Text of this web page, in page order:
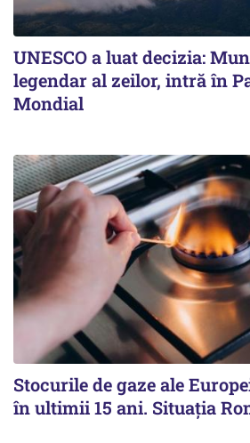
UNESCO a luat decizia:
legendar al zeilor, intră în
Mondial
Stocurile de gaze ale
în ultimii 15 ani. Situația